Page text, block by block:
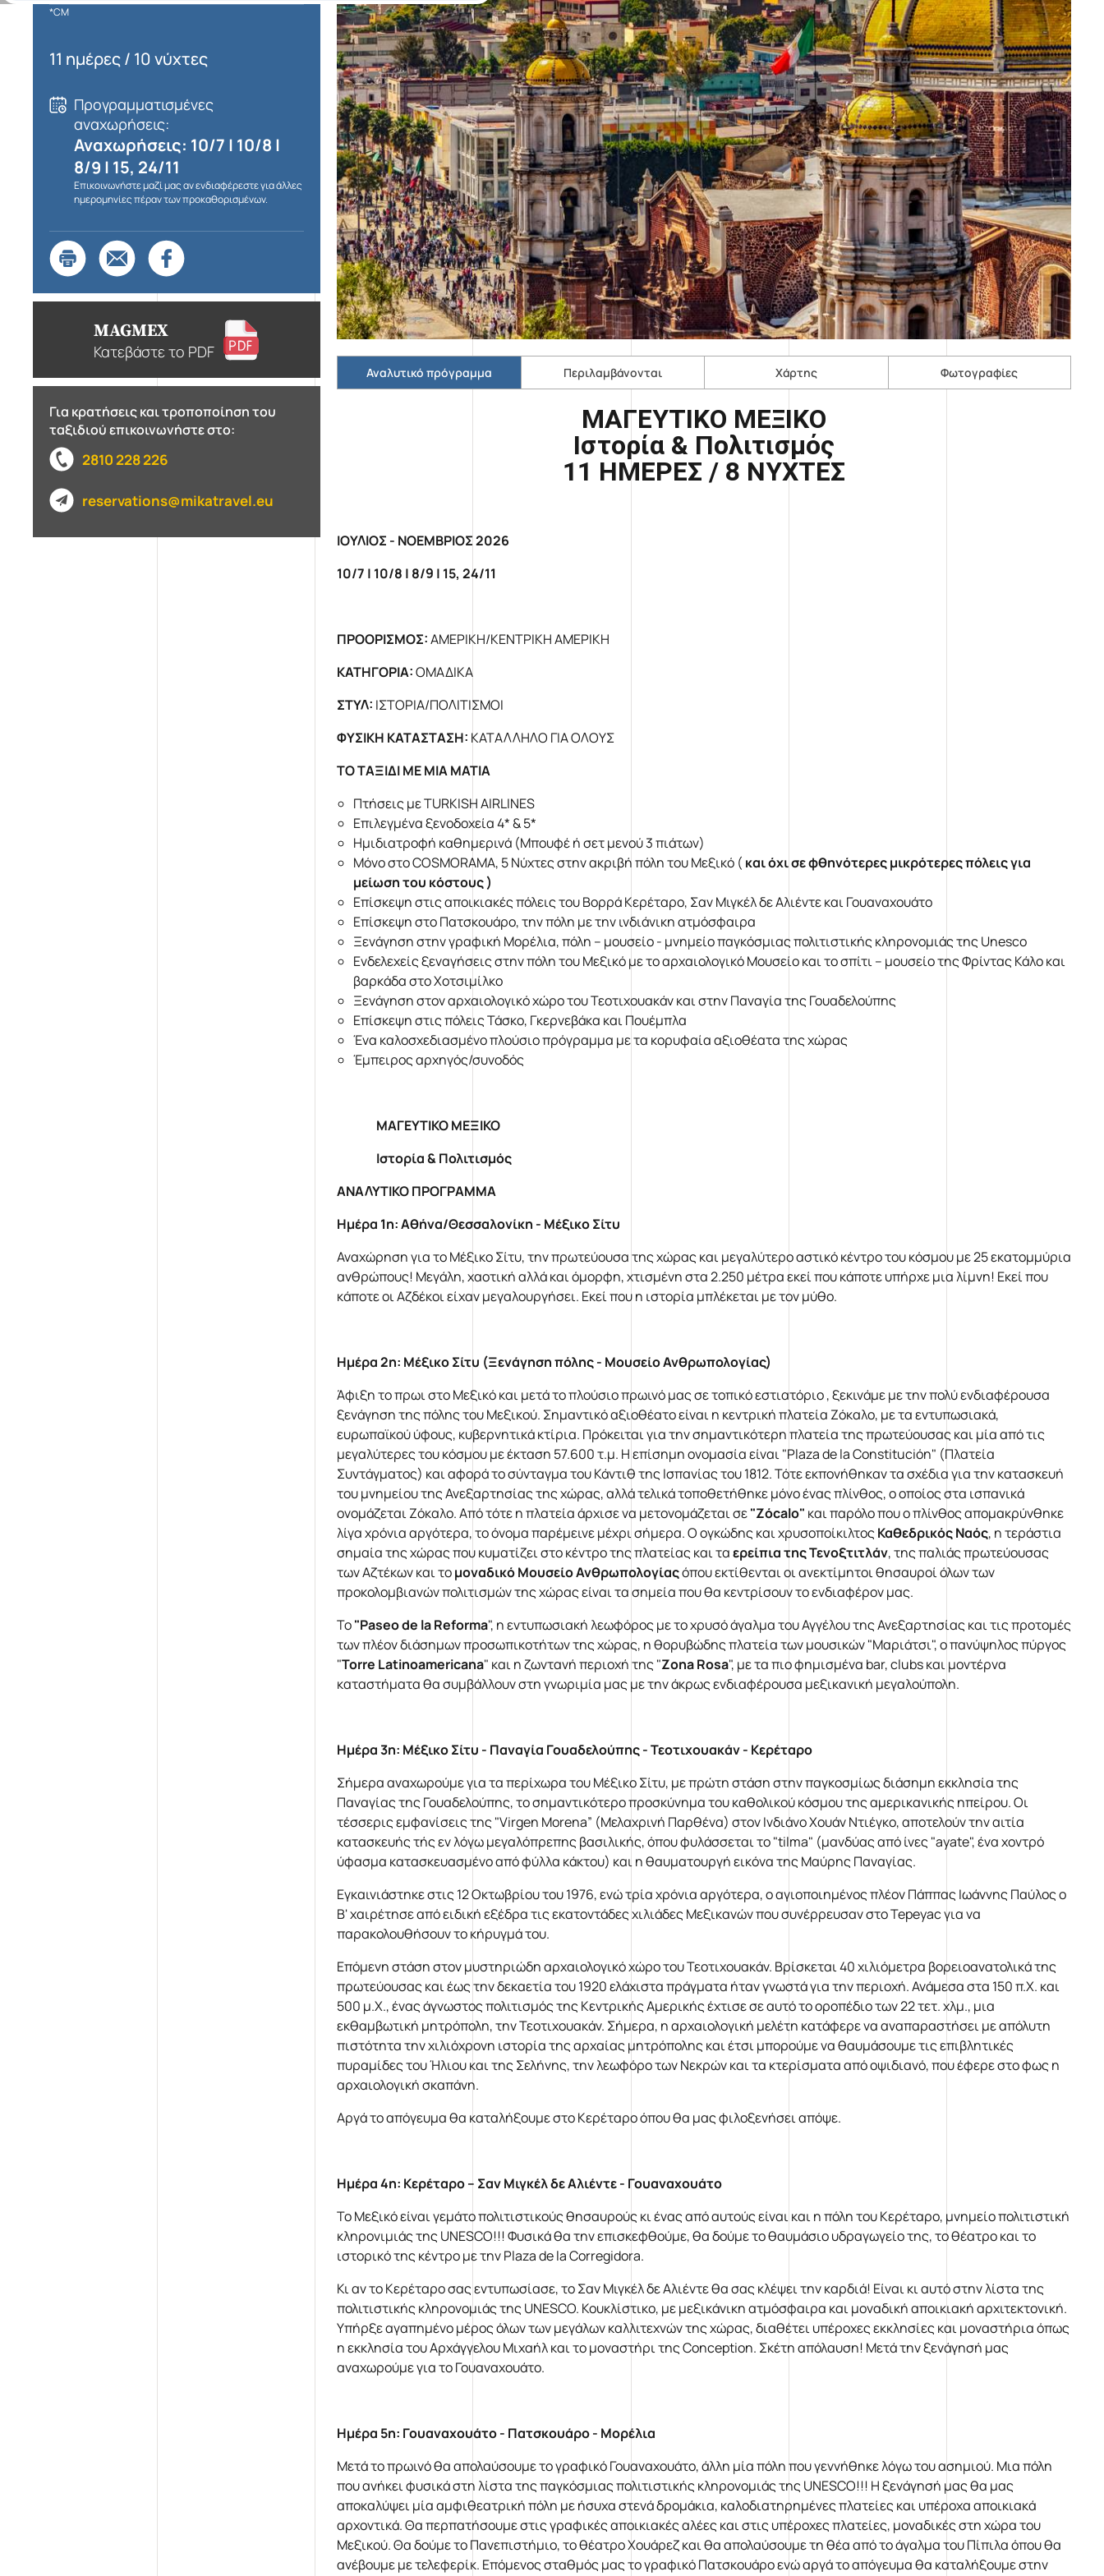
Φθινόπωρο 2026
Mika's Exclusive
Groups
*CM
11 ημέρες / 10 νύχτες
Προγραμματισμένες
αναχωρήσεις:
Αναχωρήσεις: 10/7 | 10/8 |
8/9 | 15, 24/11
Επικοινωνήστε μαζί μας αν ενδιαφέρεστε για άλλες
ημερομηνίες πέραν των προκαθορισμένων.
MAGMEX
Κατεβάστε το PDF
Για κρατήσεις και τροποποίηση του
ταξιδιού επικοινωνήστε στο:
2810 228 226
reservations@mikatravel.eu
Αναλυτικό πρόγραμμα Περιλαμβάνονται Χάρτης Φωτογραφίες
ΜΑΓΕΥΤΙΚΟ ΜΕΞΙΚΟ
Ιστορία & Πολιτισμός
11 ΗΜΕΡΕΣ / 8 ΝΥΧΤΕΣ
ΙΟΥΛΙΟΣ - ΝΟΕΜΒΡΙΟΣ 2026
10/7 | 10/8 | 8/9 | 15, 24/11
ΠΡΟΟΡΙΣΜΟΣ:ΑΜΕΡΙΚΗ/ΚΕΝΤΡΙΚΗ ΑΜΕΡΙΚΗ
ΚΑΤΗΓΟΡΙΑ:ΟΜΑΔΙΚΑ
ΣΤΥΛ: ΙΣΤΟΡΙΑ/ΠΟΛΙΤΙΣΜΟΙ
ΦΥΣΙΚΗ ΚΑΤΑΣΤΑΣΗ: ΚΑΤΑΛΛΗΛΟ ΓΙΑ ΟΛΟΥΣ
ΤΟ ΤΑΞΙΔΙ ΜΕ ΜΙΑ ΜΑΤΙΑ
Πτήσεις με TURKISH AIRLINES
Επιλεγμένα ξενοδοχεία 4* & 5*
Ημιδιατροφή καθημερινά (Μπουφέ ή σετ μενού 3 πιάτων)
Μόνο στο COSMORAMA, 5 Νύχτες στην ακριβή πόλη του Μεξικό ( και όχι σε φθηνότερες μικρότερες πόλεις για
μείωση του κόστους )
Επίσκεψη στις αποικιακές πόλεις του Βορρά Κερέταρο, Σαν Μιγκέλ δε Αλιέντε και Γουαναχουάτο
Επίσκεψη στο Πατσκουάρο, την πόλη με την ινδιάνικη ατμόσφαιρα
Ξενάγηση στην γραφική Μορέλια, πόλη – μουσείο - μνημείο παγκόσμιας πολιτιστικής κληρονομιάς της Unesco
Ενδελεχείς ξεναγήσεις στην πόλη του Μεξικό με το αρχαιολογικό Μουσείο και το σπίτι – μουσείο της Φρίντας Κάλο και
βαρκάδα στο Χοτσιμίλκο
Ξενάγηση στον αρχαιολογικό χώρο του Τεοτιχουακάν και στην Παναγία της Γουαδελούπης
Επίσκεψη στις πόλεις Τάσκο, Γκερνεβάκα και Πουέμπλα
Ένα καλοσχεδιασμένο πλούσιο πρόγραμμα με τα κορυφαία αξιοθέατα της χώρας
Έμπειρος αρχηγός/συνοδός
ΜΑΓΕΥΤΙΚΟ ΜΕΞΙΚΟ
Ιστορία & Πολιτισμός
ΑΝΑΛΥΤΙΚΟ ΠΡΟΓΡΑΜΜΑ
Ημέρα 1η: Αθήνα/Θεσσαλονίκη - Μέξικο Σίτυ
Αναχώρηση για το Μέξικο Σίτυ, την πρωτεύουσα της χώρας και μεγαλύτερο αστικό κέντρο του κόσμου με 25 εκατομμύρια
ανθρώπους! Μεγάλη, χαοτική αλλά και όμορφη, χτισμένη στα 2.250 μέτρα εκεί που κάποτε υπήρχε μια λίμνη! Εκεί που
κάποτε οι Αζδέκοι είχαν μεγαλουργήσει. Εκεί που η ιστορία μπλέκεται με τον μύθο.
Ημέρα 2η: Μέξικο Σίτυ (Ξενάγηση πόλης - Μουσείο Ανθρωπολογίας)
Άφιξη το πρωι στο Μεξικό και μετά το πλούσιο πρωινό μας σε τοπικό εστιατόριο , ξεκινάμε με την πολύ ενδιαφέρουσα
ξενάγηση της πόλης του Μεξικού. Σημαντικό αξιοθέατο είναι η κεντρική πλατεία Ζόκαλο, με τα εντυπωσιακά,
ευρωπαϊκού ύφους, κυβερνητικά κτίρια. Πρόκειται για την σημαντικότερη πλατεία της πρωτεύουσας και μία από τις
μεγαλύτερες του κόσμου με έκταση 57.600 τ.μ. Η επίσημη ονομασία είναι "Plaza de la Constitución" (Πλατεία
Συντάγματος) και αφορά το σύνταγμα του Κάντιθ της Ισπανίας του 1812. Τότε εκπονήθηκαν τα σχέδια για την κατασκευή
του μνημείου της Ανεξαρτησίας της χώρας, αλλά τελικά τοποθετήθηκε μόνο ένας πλίνθος, ο οποίος στα ισπανικά
ονομάζεται Ζόκαλο. Από τότε η πλατεία άρχισε να μετονομάζεται σε"Zócalo" και παρόλο που ο πλίνθος απομακρύνθηκε
λίγα χρόνια αργότερα, το όνομα παρέμεινε μέχρι σήμερα. Ο ογκώδης και χρυσοποίκιλτοςΚαθεδρικός Ναός, η τεράστια
σημαία της χώρας που κυματίζει στο κέντρο της πλατείας και ταερείπια της Τενοξτιτλάν, της παλιάς πρωτεύουσας
των Αζτέκων και τομοναδικό Μουσείο Ανθρωπολογίαςόπου εκτίθενται οι ανεκτίμητοι θησαυροί όλων των
προκολομβιανών πολιτισμών της χώρας είναι τα σημεία που θα κεντρίσουν το ενδιαφέρον μας.
Το"Paseo de la Reforma", η εντυπωσιακή λεωφόρος με το χρυσό άγαλμα του Αγγέλου της Ανεξαρτησίας και τις προτομές
των πλέον διάσημων προσωπικοτήτων της χώρας, η θορυβώδης πλατεία των μουσικών "Μαριάτσι", ο πανύψηλος πύργος
"Torre Latinoamericana" και η ζωντανή περιοχή της "Zona Rosa", με τα πιο φημισμένα bar, clubs και μοντέρνα
καταστήματα θα συμβάλλουν στη γνωριμία μας με την άκρως ενδιαφέρουσα μεξικανική μεγαλούπολη.
Ημέρα 3η: Μέξικο Σίτυ - Παναγία Γουαδελούπης - Τεοτιχουακάν - Κερέταρο
Σήμερα αναχωρούμε για τα περίχωρα του Μέξικο Σίτυ, με πρώτη στάση στην παγκοσμίως διάσημη εκκλησία της
Παναγίας της Γουαδελούπης, το σημαντικότερο προσκύνημα του καθολικού κόσμου της αμερικανικής ηπείρου. Οι
τέσσερις εμφανίσεις της "Virgen Morena” (Μελαχρινή Παρθένα) στον Ινδιάνο Χουάν Ντιέγκο, αποτελούν την αιτία
κατασκευής τής εν λόγω μεγαλόπρεπης βασιλικής, όπου φυλάσσεται το "tilma" (μανδύας από ίνες "ayate", ένα χοντρό
ύφασμα κατασκευασμένο από φύλλα κάκτου) και η θαυματουργή εικόνα της Μαύρης Παναγίας.
Εγκαινιάστηκε στις 12 Οκτωβρίου του 1976, ενώ τρία χρόνια αργότερα, ο αγιοποιημένος πλέον Πάππας Ιωάννης Παύλος ο
Β' χαιρέτησε από ειδική εξέδρα τις εκατοντάδες χιλιάδες Μεξικανών που συνέρρευσαν στο Tepeyac για να
παρακολουθήσουν το κήρυγμά του.
Επόμενη στάση στον μυστηριώδη αρχαιολογικό χώρο του Τεοτιχουακάν. Βρίσκεται 40 χιλιόμετρα βορειοανατολικά της
πρωτεύουσας και έως την δεκαετία του 1920 ελάχιστα πράγματα ήταν γνωστά για την περιοχή. Ανάμεσα στα 150 π.Χ. και
500 μ.Χ., ένας άγνωστος πολιτισμός της Κεντρικής Αμερικής έχτισε σε αυτό το οροπέδιο των 22 τετ. χλμ., μια
εκθαμβωτική μητρόπολη, την Τεοτιχουακάν. Σήμερα, η αρχαιολογική μελέτη κατάφερε να αναπαραστήσει με απόλυτη
πιστότητα την χιλιόχρονη ιστορία της αρχαίας μητρόπολης και έτσι μπορούμε να θαυμάσουμε τις επιβλητικές
πυραμίδες του Ήλιου και της Σελήνης, την λεωφόρο των Νεκρών και τα κτερίσματα από οψιδιανό, που έφερε στο φως η
αρχαιολογική σκαπάνη.
Αργά το απόγευμα θα καταλήξουμε στο Κερέταρο όπου θα μας φιλοξενήσει απόψε.
Ημέρα 4η: Κερέταρο – Σαν Μιγκέλ δε Αλιέντε - Γουαναχουάτο
Το Μεξικό είναι γεμάτο πολιτιστικούς θησαυρούς κι ένας από αυτούς είναι και η πόλη του Κερέταρο, μνημείο πολιτιστική
κληρονιμιάς της UNESCO!!! Φυσικά θα την επισκεφθούμε, θα δούμε το θαυμάσιο υδραγωγείο της, το θέατρο και το
ιστορικό της κέντρο με την Plaza de la Corregidora.
Κι αν το Kερέταρο σας εντυπωσίασε, το Σαν Μιγκέλ δε Αλιέντε θα σας κλέψει την καρδιά! Είναι κι αυτό στην λίστα της
πολιτιστικής κληρονομιάς της UNESCO. Κουκλίστικο, με μεξικάνικη ατμόσφαιρα και μοναδική αποικιακή αρχιτεκτονική.
Υπήρξε αγαπημένο μέρος όλων των μεγάλων καλλιτεχνών της χώρας, διαθέτει υπέροχες εκκλησίες και μοναστήρια όπως
η εκκλησία του Αρχάγγελου Μιχαήλ και το μοναστήρι της Conception. Σκέτη απόλαυση! Μετά την ξενάγησή μας
αναχωρούμε για το Γουαναχουάτο.
Ημέρα 5η: Γουαναχουάτο - Πατσκουάρο - Μορέλια
Μετά το πρωινό θα απολαύσουμε το γραφικό Γουαναχουάτο, άλλη μία πόλη που γεννήθηκε λόγω του ασημιού. Μια πόλη
που ανήκει φυσικά στη λίστα της παγκόσμιας πολιτιστικής κληρονομιάς της UNESCO!!! Η ξενάγησή μας θα μας
αποκαλύψει μία αμφιθεατρική πόλη με ήσυχα στενά δρομάκια, καλοδιατηρημένες πλατείες και υπέροχα αποικιακά
αρχοντικά. Θα περπατήσουμε στις γραφικές αποικιακές αλέες και στις υπέροχες πλατείες, μοναδικές στη χώρα του
Μεξικού. Θα δούμε το Πανεπιστήμιο, το θέατρο Χουάρεζ και θα απολαύσουμε τη θέα από το άγαλμα του Πίπιλα όπου θα
ανέβουμε με τελεφερίκ. Επόμενος σταθμός μας το γραφικό Πατσκουάρο ενώ αργά το απόγευμα θα καταλήξουμε στην